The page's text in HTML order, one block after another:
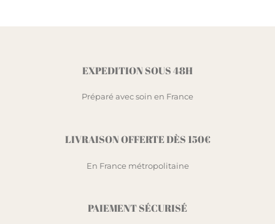
EXPEDITION SOUS 48H
Préparé avec soin en France
LIVRAISON OFFERTE DÈS 150€
En France métropolitaine
PAIEMENT SÉCURISÉ